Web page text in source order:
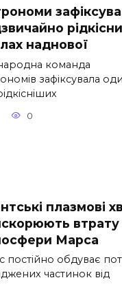
наднової
команда
зафіксувала
0
плазмові
втрату
Марса
постійно обдуває
частинок від